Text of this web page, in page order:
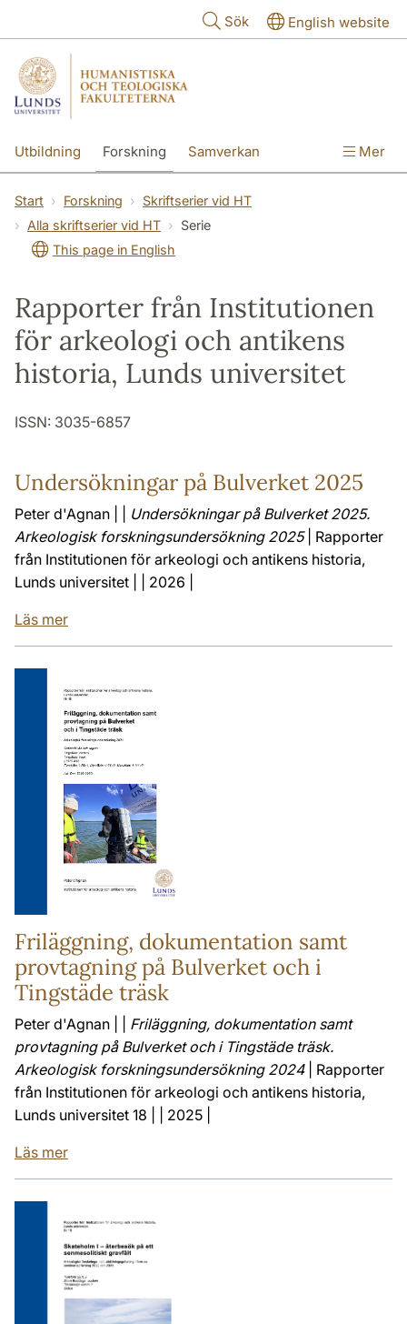
Sök English website
Utbildning Forskning Samverkan Mer
Start Forskning
Skriftserier vid HT
Alla skriftserier vid HT
Serie
This page in English
Rapporter från Institutionen
för arkeologi och antikens
historia, Lunds universitet
ISSN: 3035-6857
Undersökningar på Bulverket 2025
Peter d'Agnan | | Undersökningar på Bulverket 2025.
Arkeologisk forskningsundersökning 2025| Rapporter
från Institutionen för arkeologi och antikens historia,
Lunds universitet | | 2026 |
Läs mer
Friläggning, dokumentation samt
provtagning på Bulverket och i
Tingstäde träsk
Peter d'Agnan | | Friläggning, dokumentation samt
provtagning på Bulverket och i Tingstäde träsk.
Arkeologisk forskningsundersökning 2024| Rapporter
från Institutionen för arkeologi och antikens historia,
Lunds universitet 18 | | 2025 |
Läs mer